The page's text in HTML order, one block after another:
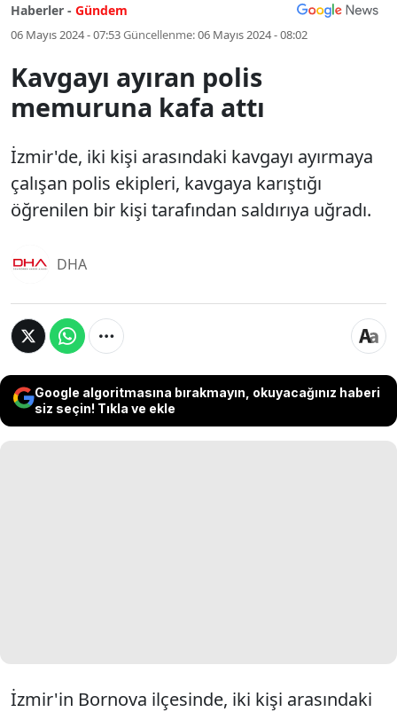
Haberler - Gündem
06 Mayıs 2024 - 07:53Güncellenme:06 Mayıs 2024 - 08:02
Kavgayı ayıran polis
memuruna kafa attı
İzmir'de, iki kişi arasındaki kavgayı ayırmaya
çalışan polis ekipleri, kavgaya karıştığı
öğrenilen bir kişi tarafından saldırıya uğradı.
DHA
Google algoritmasına bırakmayın, okuyacağınız haberi
siz seçin! Tıkla ve ekle
İzmir'in Bornova ilçesinde, iki kişi arasındaki